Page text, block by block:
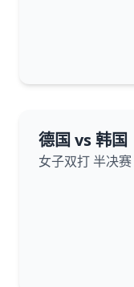
德国 vs 韩国
女子双打 半决赛